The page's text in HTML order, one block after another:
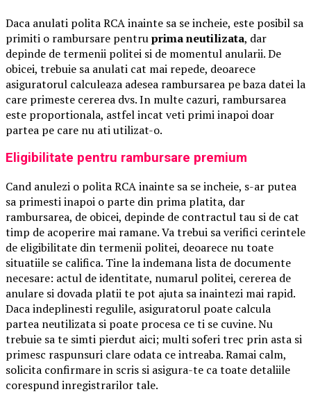
Daca anulati polita RCA inainte sa se incheie, este posibil sa
primiti o rambursare pentruprima neutilizata, dar
depinde de termenii politei si de momentul anularii. De
obicei, trebuie sa anulati cat mai repede, deoarece
asiguratorul calculeaza adesea rambursarea pe baza datei la
care primeste cererea dvs. In multe cazuri, rambursarea
este proportionala, astfel incat veti primi inapoi doar
partea pe care nu ati utilizat-o.
Eligibilitate pentru rambursare premium
Cand anulezi o polita RCA inainte sa se incheie, s-ar putea
sa primesti inapoi o parte din prima platita, dar
rambursarea, de obicei, depinde de contractul tau si de cat
timp de acoperire mai ramane. Va trebui sa verifici cerintele
de eligibilitate din termenii politei, deoarece nu toate
situatiile se califica. Tine la indemana lista de documente
necesare: actul de identitate, numarul politei, cererea de
anulare si dovada platii te pot ajuta sa inaintezi mai rapid.
Daca indeplinesti regulile, asiguratorul poate calcula
partea neutilizata si poate procesa ce ti se cuvine. Nu
trebuie sa te simti pierdut aici; multi soferi trec prin asta si
primesc raspunsuri clare odata ce intreaba. Ramai calm,
solicita confirmare in scris si asigura-te ca toate detaliile
corespund inregistrarilor tale.